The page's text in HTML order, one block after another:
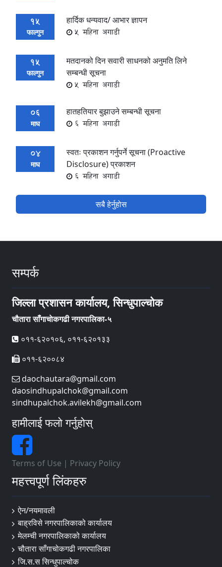
15
फाल्गुन
हार्दिक धन्यवाद/ आभार ज्ञापन
5 महिना अगाडी
15
फाल्गुन
मतदानको दिन सवारी साधनको अनुमति लिने
सम्बन्धी सूचना
5 महिना अगाडी
06
माघ
हातहतियार बुझाउने सम्बन्धी सूचना
6 महिना अगाडी
04
माघ
स्वतः प्रकाशन गर्नुपर्ने सूचना (Proactive
Disclosure) प्रकाशन
6 महिना अगाडी
सबै हेर्नुहोस
सम्पर्क
जिल्ला प्रशासन कार्यालय, सिन्धुपाल्चोक
चौतारा साँगाचाेकगढी नगरपालिका-५
०११-६२०१०६, ०११-६२०१३३
०११-६२००८४
daochautara@gmail.com
daosindhupalchok@gmail.com
sindhupalchok.avilekh@gmail.com
हामीलाई फलो गर्नुहोस्
Terms of Use | Privacy Policy
महत्त्वपूर्ण लिंकहरु
ऐन/नयमावली
बाह्रविसे नगरपालिकाको कार्यालय
मेलम्ची नगरपालिकाको कार्यालय
चौतारा साँगाचोकगढी नगरपालिका
जि.स.स सिन्धुपाल्चोक